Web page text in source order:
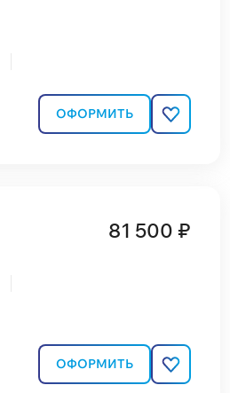
ОФОРМИТЬ
81 500 ₽
ОФОРМИТЬ